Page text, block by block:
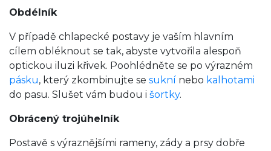
Obd élník
V případě chlapecké postavy je vaším hlavním
cílem obléknout se tak, abyste vytvořila alespoň
optickou iluzi křivek. Poohlédněte se po výrazném
pásku, který zkombinujte se sukní nebo kalhotami
do pasu. Slušet vám budou i šortky.
Obrácený trojú helník
Postavě s výraznějšími rameny, zády a prsy dobře